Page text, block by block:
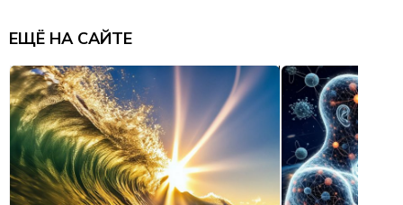
ЕЩЁ НА САЙТЕ